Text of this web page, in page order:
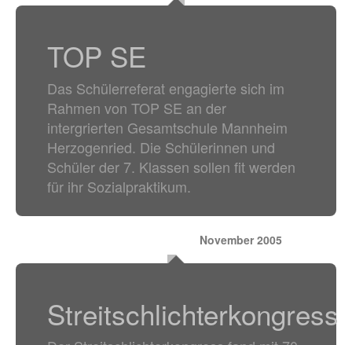
TOP SE
Das Schülerreferat engagierte sich im
Rahmen von TOP SE an der
intergrierten Gesamtschule Mannheim
Herzogenried. Die Schülerinnen und
Schüler der 7. Klassen sollen fit werden
für ihr Sozialpraktikum.
November 2005
Streitschlichterkongress